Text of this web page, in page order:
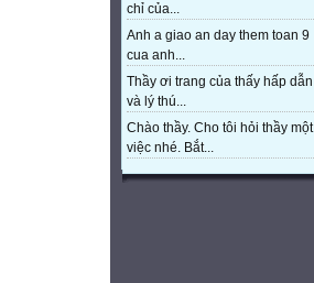
chỉ của...
Anh a giao an day them toan 9
cua anh...
Thầy ơi trang của thấy hấp dẫn
và lý thú...
Chào thầy. Cho tôi hỏi thầy một
việc nhé. Bắt...